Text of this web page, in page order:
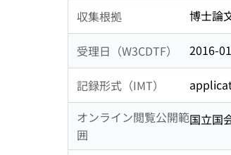
収集根拠 博士論
受理日（W3CDTF） 2016-
記録形式（IMT）
オンライン閲覧公開範
囲
国立国